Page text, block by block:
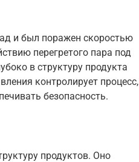
и был поражен скоростью
перегретого пара под
в структуру продукта
контролирует процесс,
безопасность.
продуктов. Оно